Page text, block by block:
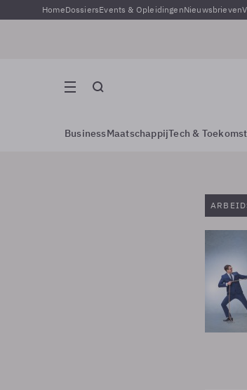
HomeDossiersEvents & OpleidingenNieuwsbrieven
BusinessMaatschappijTech & Toekomst